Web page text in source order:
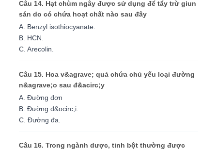
Câu 14. Hạt chùm ngây được sử dụng để tẩy trừ giun
sán do có chứa hoạt chất nào sau đây
A. Benzyl isothiocyanate.
B. HCN.
C. Arecolin.
Câu 15. Hoa v&agrave; quả chứa chủ yếu loại đường
n&agrave;o sau đ&acirc;y
A. Đường đơn
B. Đường đ&ocirc;i.
C. Đường đa.
Câu 16. Trong ngành dược, tinh bột thường được